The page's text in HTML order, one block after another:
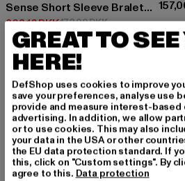
Sense Short Sleeve Bralette
368,16 DKK
Nuværende pris: 368,16 DKK
472,00 DKKKampagnepris:
-34%
GREAT TO SEE
HERE!
DefShop uses cookies to improve
save your preferences, analyse use
provide and measure interest-based
advertising. In addition, we allow
or to use cookies. This may also
your data in the USA or other
the EU data protection standard. If
this, click on "Custom settings". By
agree to this. Data protection